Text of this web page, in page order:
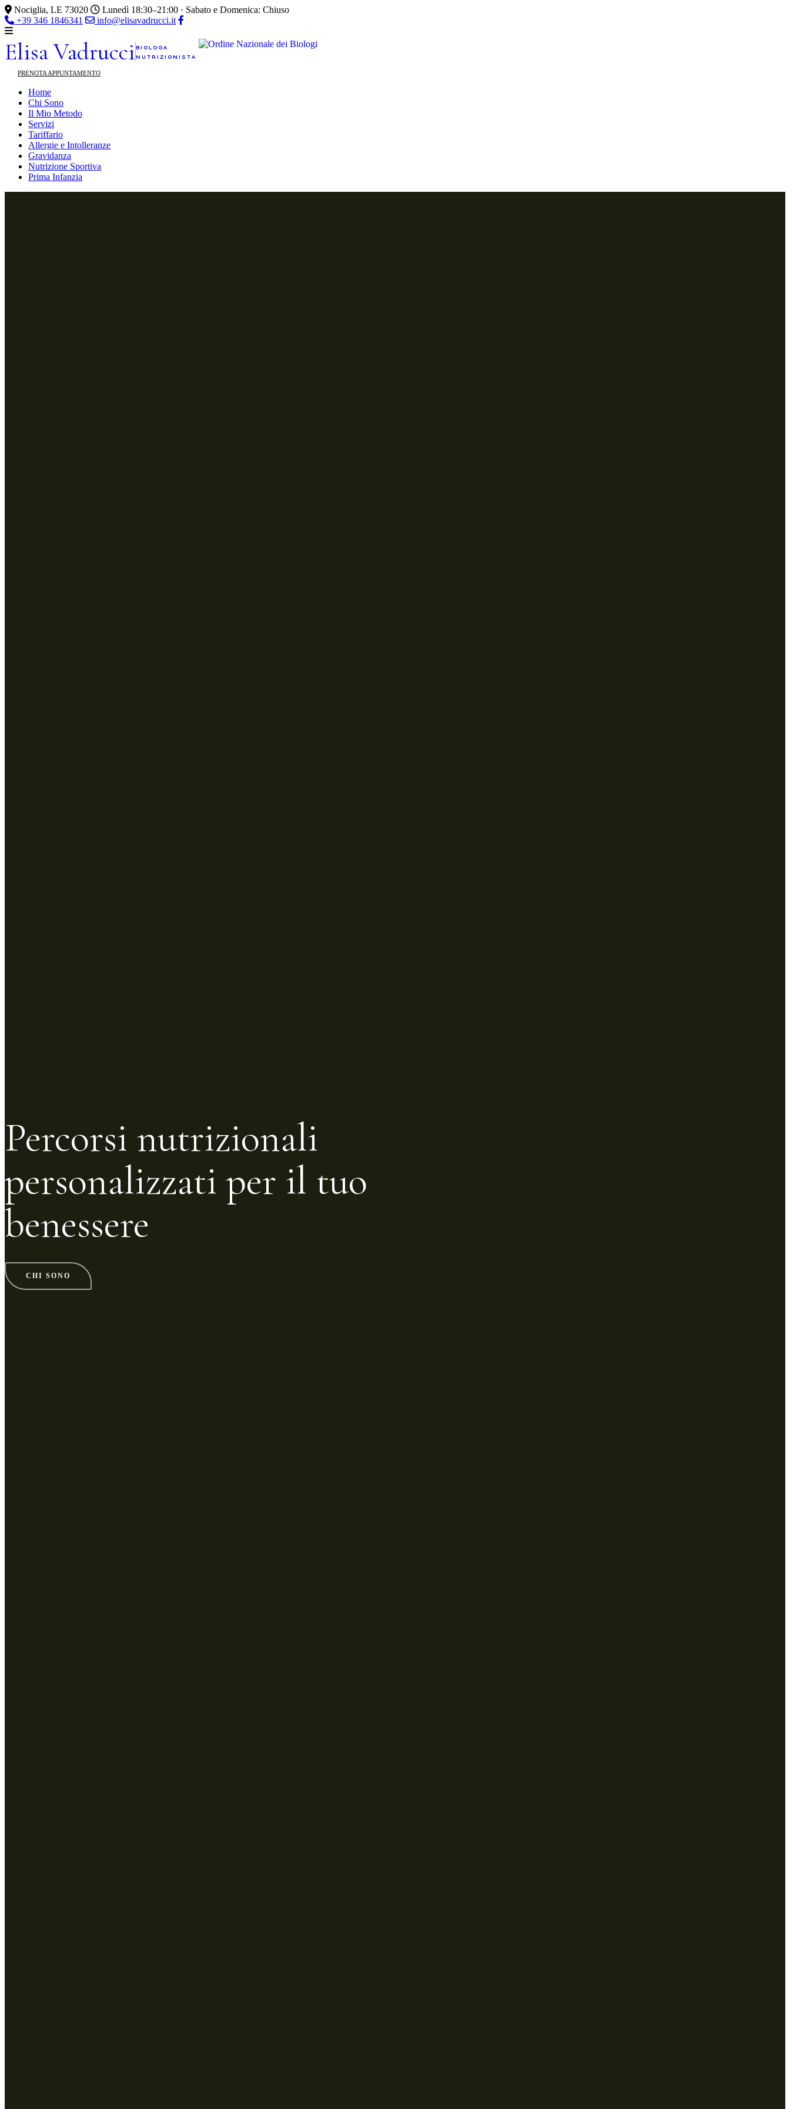
Nociglia, LE 73020
Lunedì 18:30–21:00 · Sabato e Domenica: Chiuso
+39 346 1846341
info@elisavadrucci.it
ElisaVadrucciBIOLOGA
NUTRIZIONISTA
PRENOTA APPUNTAMENTO
Home
Chi Sono
Il Mio Metodo
Servizi
Tariffario
Allergie e Intolleranze
Gravidanza
Nutrizione Sportiva
Prima Infanzia
Percorsi nutrizionali
personalizzati per il tuo
benessere
CHI SONO